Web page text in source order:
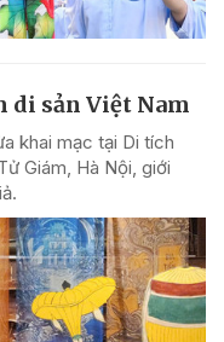
di sản Việt Nam
khai mạc tại Di tích
Giám, Hà Nội, giới